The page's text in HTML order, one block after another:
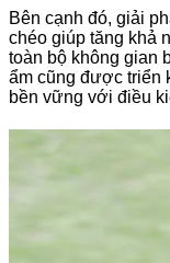
Bên cạnh đó, giải
chéo giúp tăng khả
toàn bộ không gian
ẩm cũng được triển
bền vững với điều